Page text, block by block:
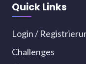
Quick Links
Login /
Challenges